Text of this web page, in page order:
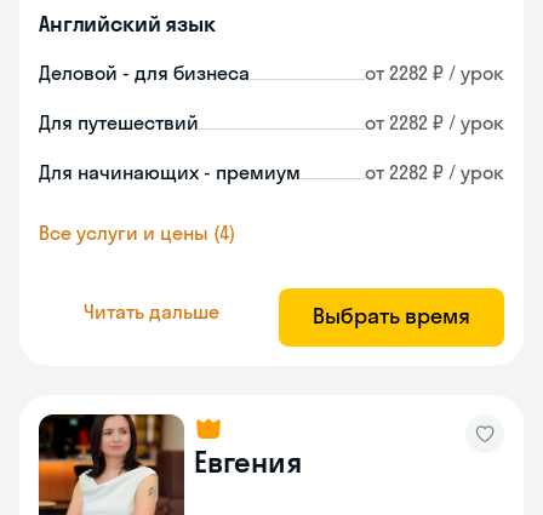
Английский язык
Деловой - для бизнеса от 2282 ₽ / урок
Для путешествий от 2282 ₽ / урок
Для начинающих - премиум от 2282 ₽ / урок
Все услуги и цены (4)
Читать дальше Выбрать время
Евгения